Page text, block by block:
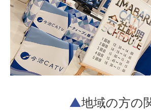
加えて、固定電話サービ
も提供。テレビ・通信
える“今治のインフラ”と
トフォーム運営を行っ
▲地域の方の